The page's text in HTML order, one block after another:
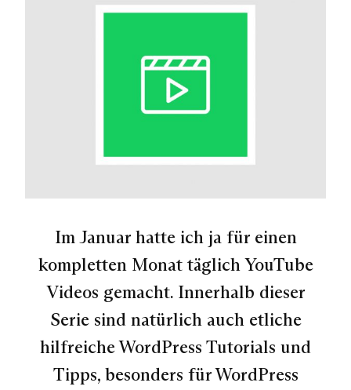
Im Januar hatte ich ja für einen
kompletten Monat täglich YouTube
Videos gemacht. Innerhalb dieser
Serie sind natürlich auch etliche
hilfreiche WordPress Tutorials und
Tipps, besonders für WordPress